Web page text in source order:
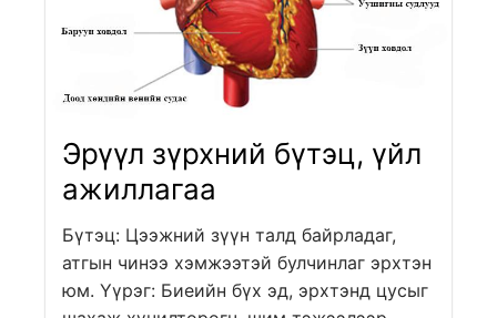
Эрүүл зүрхний бүтэц, үйл
ажиллагаа
Бүтэц: Цээжний зүүн талд байрладаг,
атгын чинээ хэмжээтэй булчинлаг эрхтэн
юм. Үүрэг: Биеийн бүх эд, эрхтэнд цусыг